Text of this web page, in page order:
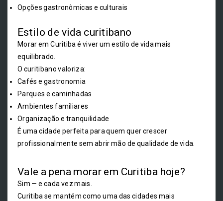
Opções gastronômicas e culturais
Estilo de vida curitibano
Morar em Curitiba é viver um estilo de vida mais
equilibrado.
O curitibano valoriza:
Cafés e gastronomia
Parques e caminhadas
Ambientes familiares
Organização e tranquilidade
É uma cidade perfeita para quem quer crescer
profissionalmente sem abrir mão de qualidade de vida.
Vale a pena morar em Curitiba hoje?
Sim — e cada vez mais.
Curitiba se mantém como uma das cidades mais